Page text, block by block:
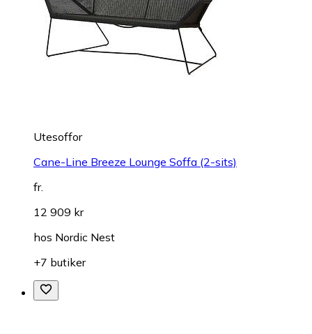
Utesoffor
Cane-Line Breeze Lounge Soffa (2-sits)
fr.
12 909 kr
hos Nordic Nest
+7 butiker